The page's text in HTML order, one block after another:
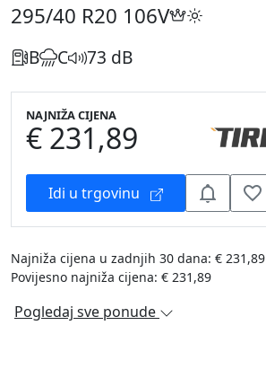
295/40 R20 106V
B C 73 dB
NAJNIŽA CIJENA
€ 231,89
Idi u trgovinu
Najniža cijena u zadnjih 30 dana: € 231,89
Povijesno najniža cijena: € 231,89
Pogledaj sve ponude